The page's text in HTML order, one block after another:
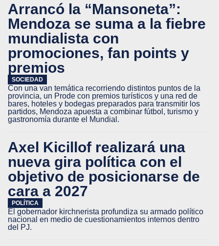
Arrancó la “Mansoneta”:
Mendoza se suma a la fiebre
mundialista con
promociones, fan points y
premios
SOCIEDAD
Con una van temática recorriendo distintos puntos de la
provincia, un Prode con premios turísticos y una red de
bares, hoteles y bodegas preparados para transmitir los
partidos, Mendoza apuesta a combinar fútbol, turismo y
gastronomía durante el Mundial.
Axel Kicillof realizará una
nueva gira política con el
objetivo de posicionarse de
cara a 2027
POLÍTICA
El gobernador kirchnerista profundiza su armado político
nacional en medio de cuestionamientos internos dentro
del PJ.